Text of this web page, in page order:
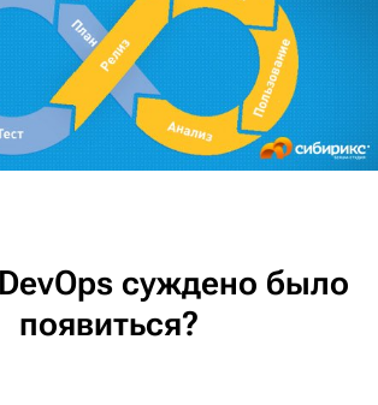
суждено было
появиться?